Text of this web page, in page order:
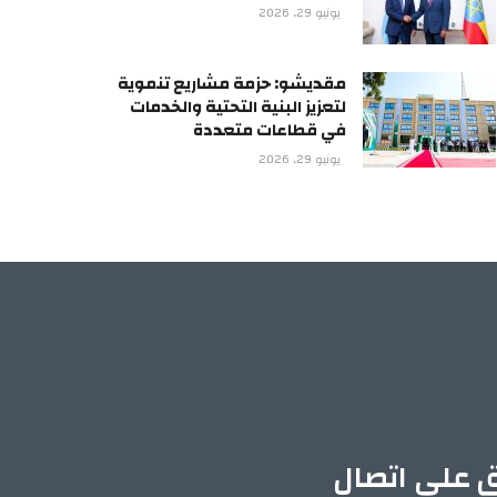
يونيو 29, 2026
مقديشو: حزمة مشاريع تنموية
لتعزيز البنية التحتية والخدمات
في قطاعات متعددة
يونيو 29, 2026
على اتصال